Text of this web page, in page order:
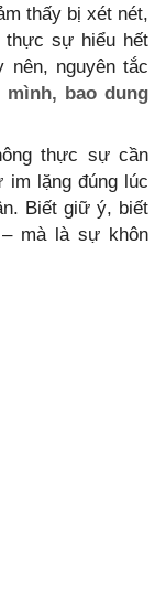
thấy bị xét nét,
sự hiểu hết
nên, nguyên tắc
bao dung
thực sự cần
lặng đúng lúc
Biết giữ ý, biết
mà là sự khôn